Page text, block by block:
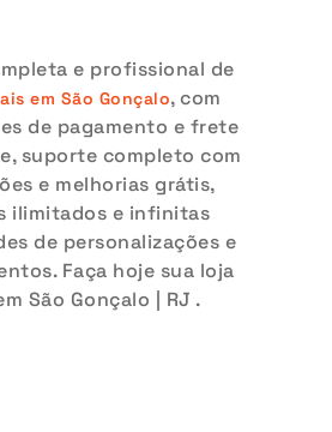
e profissional de
em São Gonçalo, com
de pagamento e frete
suporte completo com
e melhorias grátis,
ilimitados e infinitas
de personalizações e
Faça hoje sua loja
São Gonçalo | RJ .